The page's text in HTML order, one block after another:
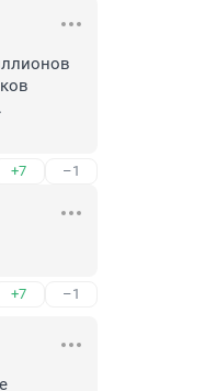
+7 –1
+7 –1